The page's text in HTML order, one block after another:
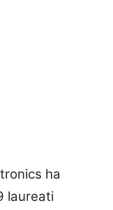
ha
laureati